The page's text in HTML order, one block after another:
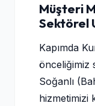
Müşteri
Sektörel
Kapımda
önceliğimiz
Soğanlı
hizmetimizi